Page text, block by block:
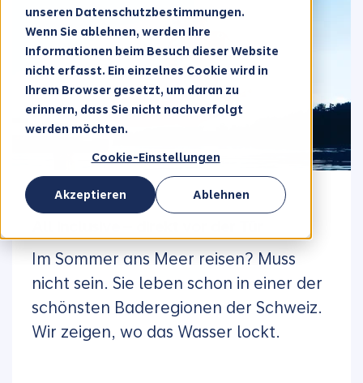
unseren Datenschutzbestimmungen.
Wenn Sie ablehnen, werden Ihre
Informationen beim Besuch dieser Website
nicht erfasst. Ein einzelnes Cookie wird in
Ihrem Browser gesetzt, um daran zu
erinnern, dass Sie nicht nachverfolgt
werden möchten.
Cookie-Einstellungen
Akzeptieren Ablehnen
28.07.2026
Im Sommer ans Meer reisen? Muss
nicht sein. Sie leben schon in einer der
schönsten Baderegionen der Schweiz.
Wir zeigen, wo das Wasser lockt.